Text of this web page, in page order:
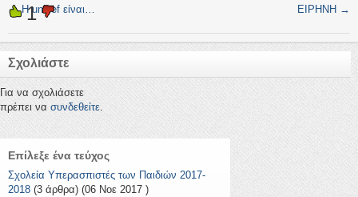
←Η unicef είναι… ΕΙΡΗΝΗ →
1
Σχολιάστε
Για να σχολιάσετε
πρέπει να συνδεθείτε.
Επίλεξε ένα τεύχος
Σχολεία Υπερασπιστές των Παιδιών 2017-
2018 (3 άρθρα) (06 Νοε 2017 )